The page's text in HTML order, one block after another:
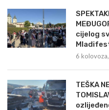
cijelog
6
TEŠKA